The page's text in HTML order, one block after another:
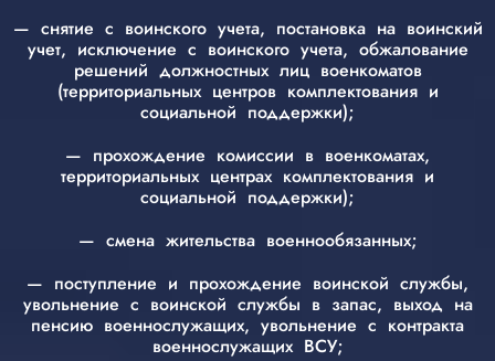
— снятие с воинского учета, постановка на воинский
учет, исключение с воинского учета, обжалование
решений должностных лиц военкоматов
(территориальных центров комплектования и
социальной поддержки);
— прохождение комиссии в военкоматах,
территориальных центрах комплектования и
социальной поддержки);
— смена жительства военнообязанных;
— поступление и прохождение воинской службы,
увольнение с воинской службы в запас, выход на
пенсию военнослужащих, увольнение с контракта
военнослужащих ВСУ;